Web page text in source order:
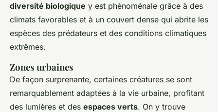
diversité biologique y est phénoménale grâce à des
climats favorables et à un couvert dense qui abrite les
espèces des prédateurs et des conditions climatiques
extrêmes.
Zones urbaines
De façon surprenante, certaines créatures se sont
remarquablement adaptées à la vie urbaine, profitant
des lumières et des espaces verts. On y trouve